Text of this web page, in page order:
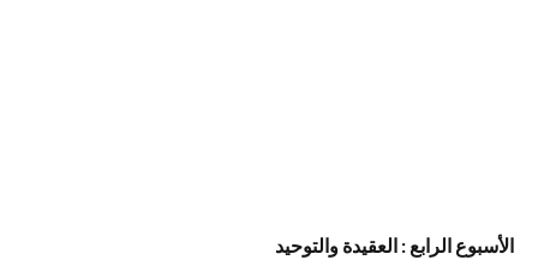
الأسبوع الرابع : العقيدة والتوحيد